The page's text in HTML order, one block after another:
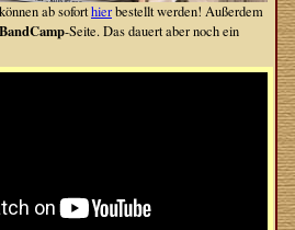
ab soforthierbestellt werden! Außerdem
BandCamp-Seite. Das dauert aber noch ein